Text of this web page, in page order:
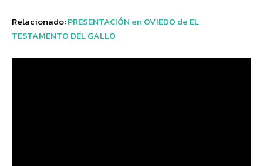
Relacionado:PRESENTACIÓN en OVIEDO de EL
TESTAMENTO DEL GALLO